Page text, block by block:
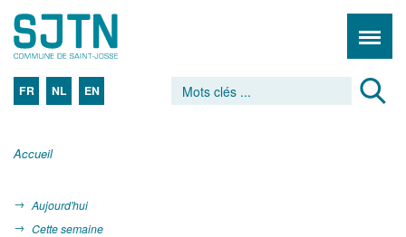
FR NL EN
Accueil
Aujourd'hui
Cette semaine